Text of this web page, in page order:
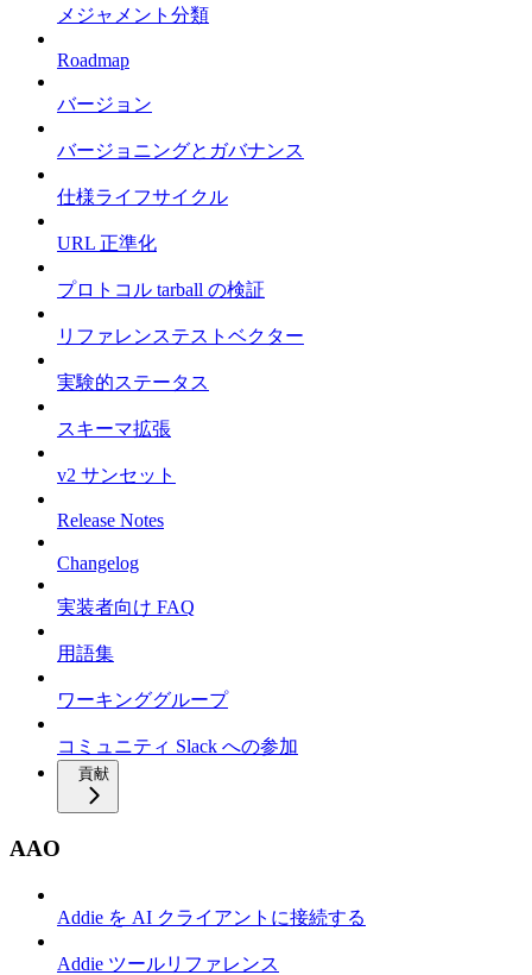
メジャメント分類
Roadmap
バージョン
バージョニングとガバナンス
仕様ライフサイクル
URL 正準化
プロトコル tarball の検証
リファレンステストベクター
実験的ステータス
スキーマ拡張
v2 サンセット
Release Notes
Changelog
実装者向け FAQ
用語集
ワーキンググループ
コミュニティ Slack への参加
貢献
AAO
Addie を AI クライアントに接続する
Addie ツールリファレンス